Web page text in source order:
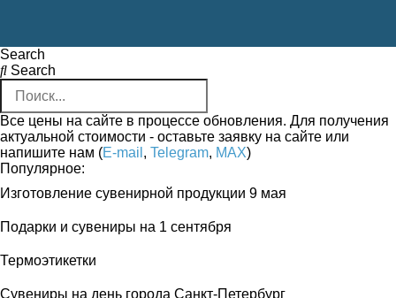
Search
Search
Все цены на сайте в процессе обновления. Для получения
актуальной стоимости - оставьте заявку на сайте или
напишите нам (E-mail , Telegram, MAX)
Популярное:
Изготовление сувенирной продукции 9 мая
Подарки и сувениры на 1 сентября
Термоэтикетки
Сувениры на день города Санкт-Петербург